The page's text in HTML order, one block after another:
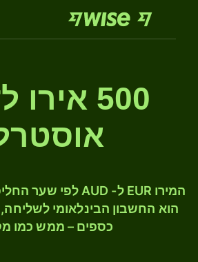
500 אירו
הוא החשבון הבינלאומי לשליחה,
כספים – ממש כמו